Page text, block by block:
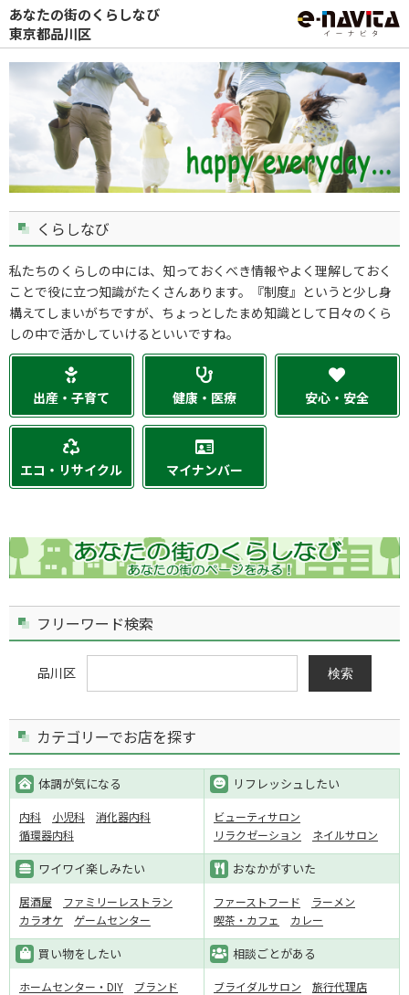
あなたの街のくらしなび
東京都品川区
くらしなび
私たちのくらしの中には、知っておくべき情報やよく理解しておく
ことで役に立つ知識がたくさんあります。『制度』というと少し身
構えてしまいがちですが、ちょっとしたまめ知識として日々のくら
しの中で活かしていけるといいですね。
出産・子育て 健康・医療 安心・安全
エコ・リサイクル マイナンバー
フリーワード検索
品川区 検索
カテゴリーでお店を探す
体調が気になる
内科 小児科
消化器内科
循環器内科
リフレッシュしたい
ビューティサロン
リラクゼーション
ネイルサロン
ワイワイ楽しみたい
居酒屋
ファミリーレストラン
カラオケ
ゲームセンター
おなかがすいた
ファーストフード
ラーメン
喫茶・カフェ
カレー
買い物をしたい
ホームセンター・DIY
ブランド
相談ごとがある
ブライダルサロン
旅行代理店